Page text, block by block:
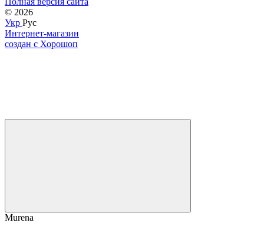
© 2026
Укр Рус
Интернет-магазин
создан с Хорошоп
Murena